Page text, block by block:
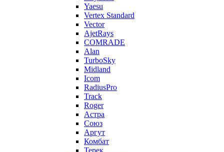
Yaesu
Vertex Standard
Vector
AjetRays
COMRADE
Alan
TurboSky
Midland
Icom
RadiusPro
Track
Roger
Астра
Союз
Аргут
Комбат
Терек